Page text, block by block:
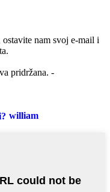
nam svoj e-mail i
pridržana. -
william